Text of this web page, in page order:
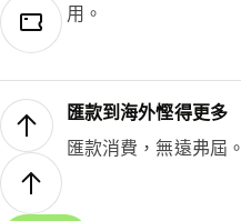
用。
匯款到海外慳得更多
匯款消費，無遠弗屆。